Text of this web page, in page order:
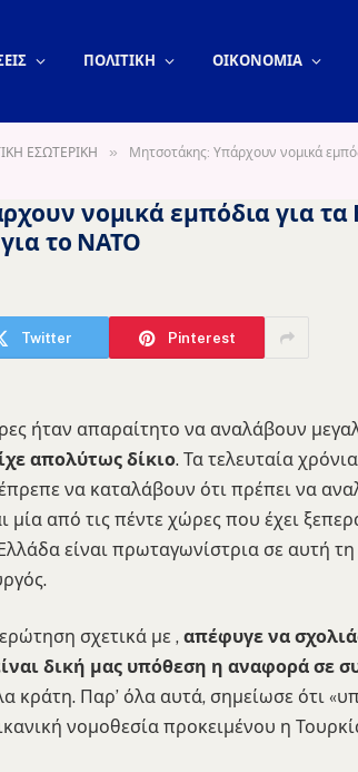
ΠΟΛΙΤΙΚΗ ΟΙΚΟΝΟΜΙΑ
ΕΣΩΤΕΡΙΚΗ » Μητσοτάκης: Υπάρχουν νομικά
νομικά εμπόδια για τα
το ΝΑΤΟ
Twitter Pinterest
ήταν απαραίτητο να αναλάβουν
απολύτως δίκιο. Τα τελευταία
να καταλάβουν ότι πρέπει να
μία από τις πέντε χώρες που έχει
είναι πρωταγωνίστρια σε αυτή
σχετικά με , απέφυγε να
δική μας υπόθεση η αναφορά σε
κράτη. Παρ’ όλα αυτά, σημείωσε ότι
νομοθεσία προκειμένου η